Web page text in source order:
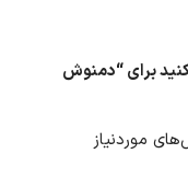
برای “دمنوش
موردنیاز